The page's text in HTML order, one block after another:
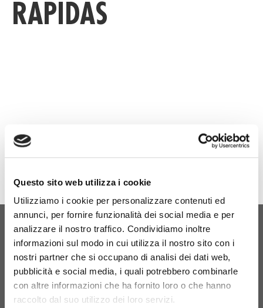
Questo sito web utilizza i cookie
Utilizziamo i cookie per personalizzare contenuti ed
annunci, per fornire funzionalità dei social media e per
analizzare il nostro traffico. Condividiamo inoltre
informazioni sul modo in cui utilizza il nostro sito con i
nostri partner che si occupano di analisi dei dati web,
pubblicità e social media, i quali potrebbero combinarle
con altre informazioni che ha fornito loro o che hanno
raccolto dal suo utilizzo dei loro servizi.
RÁPIDAS
NASCIMENTO ORIGINAL
CONTATE-NOS